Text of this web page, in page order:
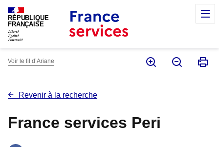
RÉPUBLIQUE
FRANÇAISE
Voir le fil d’Ariane
Revenir à la recherche
France services Peri